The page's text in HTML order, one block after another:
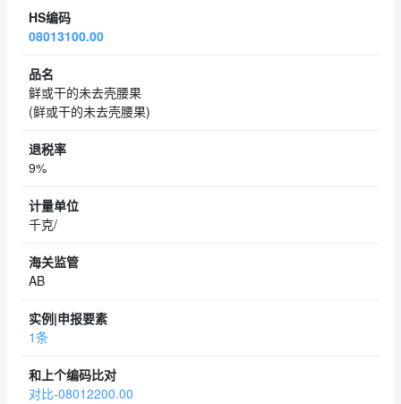
08013100.00
鲜或干的未去壳腰果
(鲜或干的未去壳腰果)
9%
千克/
AB
1条
对比-08012200.00